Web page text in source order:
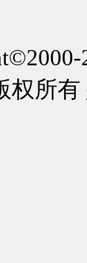
权所有